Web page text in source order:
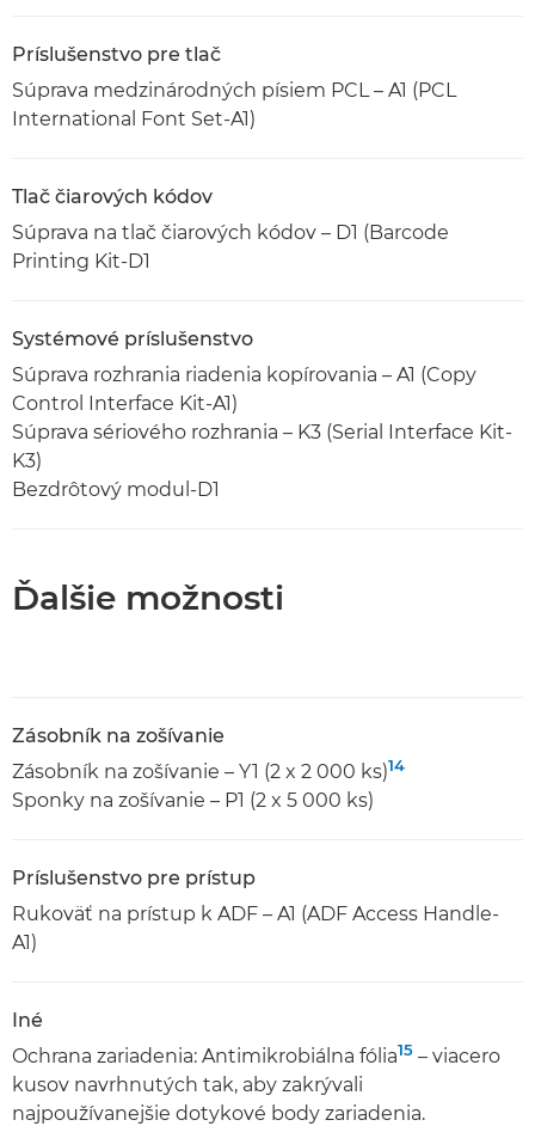
Príslušenstvo pre tlač
Súprava medzinárodných písiem PCL – A1 (PCL
International Font Set-A1)
Tlač čiarových kódov
Súprava na tlač čiarových kódov – D1 (Barcode
Printing Kit-D1
Systémové príslušenstvo
Súprava rozhrania riadenia kopírovania – A1 (Copy
Control Interface Kit-A1)
Súprava sériového rozhrania – K3 (Serial Interface Kit-
K3)
Bezdrôtový modul-D1
Ďalšie možnosti
Zásobník na zošívanie
Zásobník na zošívanie – Y1 (2 x 2 000 ks)14
Sponky na zošívanie – P1 (2 x 5 000 ks)
Príslušenstvo pre prístup
Rukoväť na prístup k ADF – A1 (ADF Access Handle-
A1)
Iné
Ochrana zariadenia: Antimikrobiálna fólia15 – viacero
kusov navrhnutých tak, aby zakrývali
najpoužívanejšie dotykové body zariadenia.